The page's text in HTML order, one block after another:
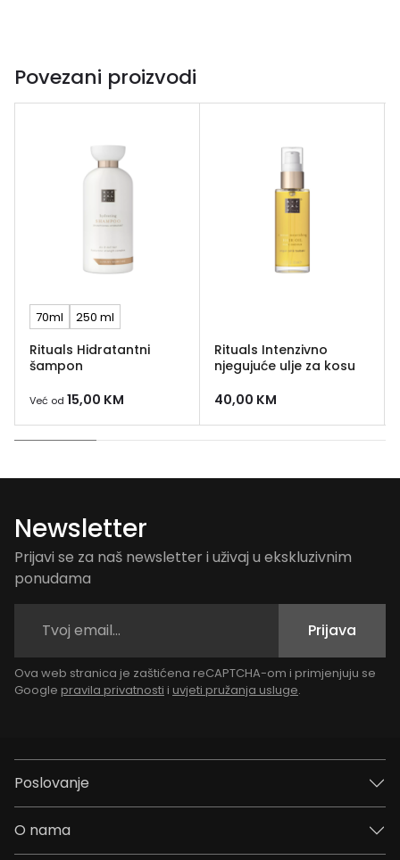
Povezani proizvodi
70ml 250 ml
Rituals Hidratantni
šampon
Već od 15,00 KM
Rituals Intenzivno
njegujuće ulje za kosu
40,00 KM
Newsletter
Prijavi se za naš newsletter i uživaj u ekskluzivnim
ponudama
Prijava
Ova web stranica je zaštićena reCAPTCHA-om i primjenjuju se
Google pravila privatnosti i uvjeti pružanja usluge.
Poslovanje
O nama